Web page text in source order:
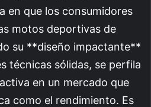
en que los consumidores
motos deportivas de
su **diseño impactante**
técnicas sólidas, se perfila
en un mercado que
como el rendimiento. Es